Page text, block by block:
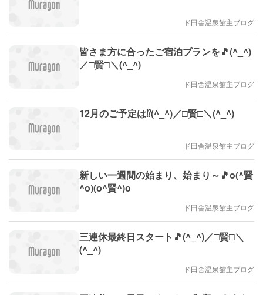
ド田舎温泉館主ブログ
皆さま方に合ったご宿泊プランを🎵(^_^)
／□賢□＼(^_^)
ド田舎温泉館主ブログ
12月のご予定は⁉(^_^)／□賢□＼(^_^)
ド田舎温泉館主ブログ
新しい一週間の始まり、始まり～🎵o(^賢
^o)(o^賢^)o
ド田舎温泉館主ブログ
三連休最終日スタート🎵(^_^)／□賢□＼
(^_^)
ド田舎温泉館主ブログ